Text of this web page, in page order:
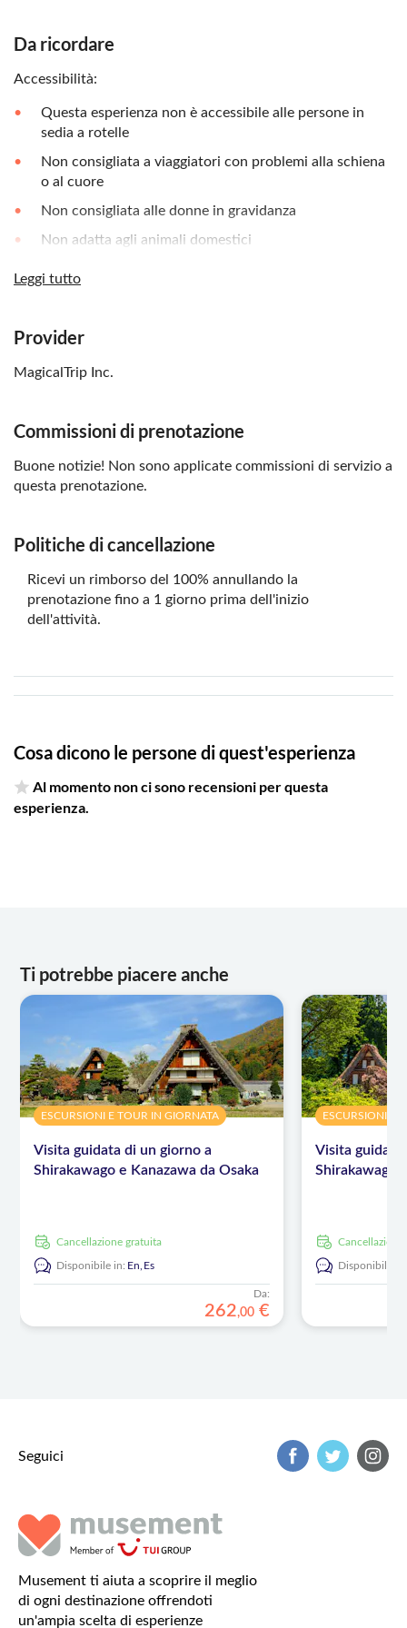
Da ricordare
Accessibilità:
Questa esperienza non è accessibile alle persone in
sedia a rotelle
Non consigliata a viaggiatori con problemi alla schiena
o al cuore
Non consigliata alle donne in gravidanza
Non adatta agli animali domestici
Da sapere in anticipo:
dell'autobus in loco
Leggi tutto
Provider
MagicalTrip Inc.
Commissioni di prenotazione
Buone notizie! Non sono applicate commissioni di servizio a
questa prenotazione.
Politiche di cancellazione
Ricevi un rimborso del 100% annullando la
prenotazione fino a 1 giorno prima dell'inizio
dell'attività.
Cosa dicono le persone di quest'esperienza
Al momento non ci sono recensioni per questa
esperienza.
Ti potrebbe piacere anche
ESCURSIONI E TOUR IN GIORNATA
Visita guidata di un giorno a
Shirakawago e Kanazawa da Osaka
Cancellazione gratuita
Disponibile in: En,Es
Da:
262,00 €
ESCURSIONI E
Visita guidata
Shirakawago
Disponibile in:
Seguici
Musement ti aiuta a scoprire il meglio
di ogni destinazione offrendoti
un'ampia scelta di esperienze